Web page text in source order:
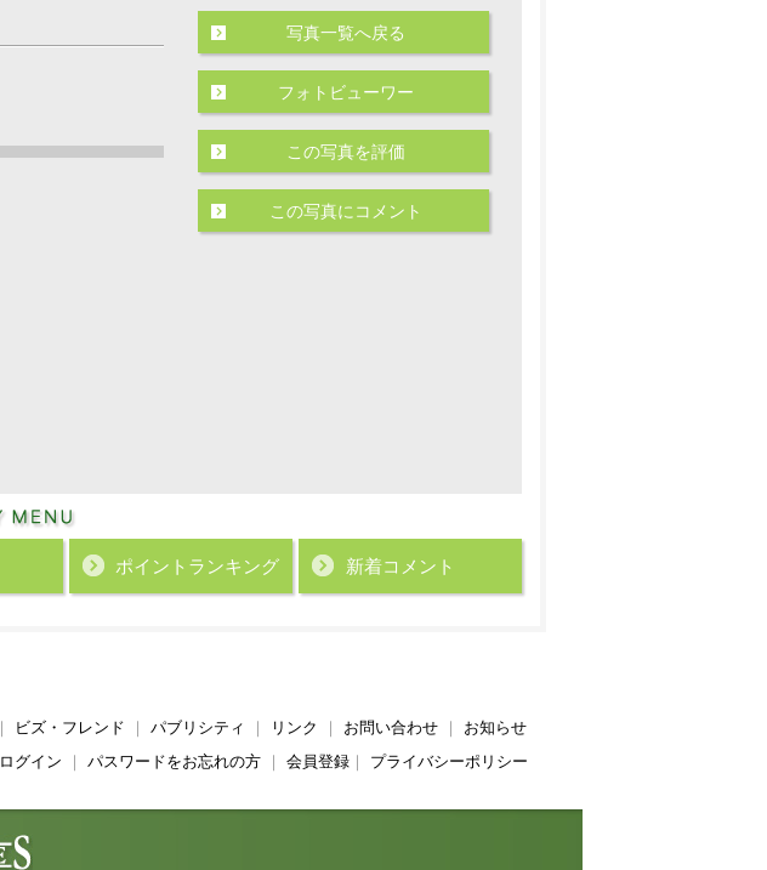
写真一覧へ戻る
フォトビューワー
この写真を評価
この写真にコメント
ポイント ランキング 新着コメント
ビズ・フレンド パブリシティ リンク お問い合わせ｜ お知らせ
ログイン パスワードをお忘れの方｜ 会員登録｜ プライバシーポリシー